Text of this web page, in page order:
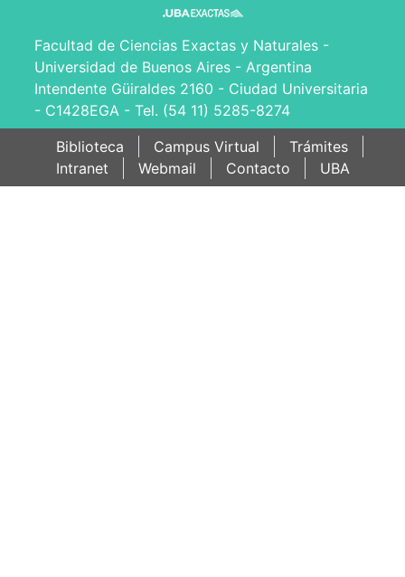
Facultad de Ciencias Exactas y Naturales -
Universidad de Buenos Aires - Argentina
Intendente Güiraldes 2160 - Ciudad Universitaria
- C1428EGA - Tel. (54 11) 5285-8274
Biblioteca
Campus Virtual
Trámites
Intranet
Webmail Contacto UBA